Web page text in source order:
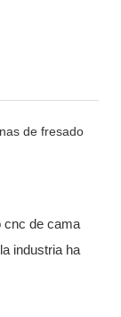
cnc de cama
industria ha